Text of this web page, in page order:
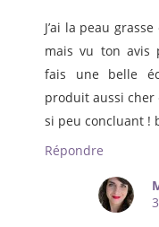
J’ai la peau
mais vu ton avis
fais une belle
produit aussi cher
si peu concluant !
Répondre